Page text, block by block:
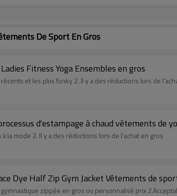
De Sport En Gros
Fitness Yoga Ensembles en gros
et les plus funky 2. Il y a des réductions lors de
d'estampage à chaud vêtements de
la mode 2. Il y a des réductions lors de l'achat en gros
Dye Half Zip Gym Jacket Vêtements de
zippée en gros ou personnalisé prix